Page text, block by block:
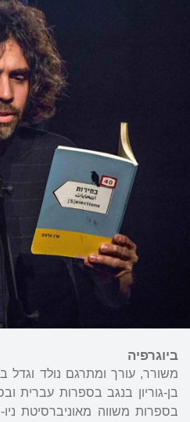
ביוגרפיה
משורר, עורך ומתרגם נולד וגדל
בן-גוריון בנגב בספרות עברית
בספרות משווה מאוניברסיטת